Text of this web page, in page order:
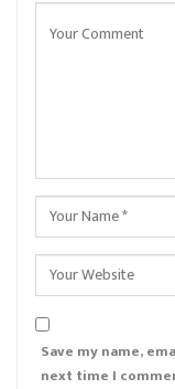
Save my name,
next time I